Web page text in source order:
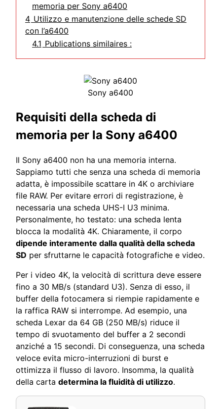
memoria per Sony a6400
4 Utilizzo e manutenzione delle schede SD
con l’a6400
4.1 Publications similaires :
Sony a6400
Requisiti della scheda di
memoria per la Sony a6400
Il Sony a6400 non ha una memoria interna.
Sappiamo tutti che senza una scheda di memoria
adatta, è impossibile scattare in 4K o archiviare
file RAW. Per evitare errori di registrazione, è
necessaria una scheda UHS-I U3 minima.
Personalmente, ho testato: una scheda lenta
blocca la modalità 4K. Chiaramente, il corpo
dipende interamente dalla qualità della scheda
SD per sfruttarne le capacità fotografiche e video.
Per i video 4K, la velocità di scrittura deve essere
fino a 30 MB/s (standard U3). Senza di esso, il
buffer della fotocamera si riempie rapidamente e
la raffica RAW si interrompe. Ad esempio, una
scheda Lexar da 64 GB (250 MB/s) riduce il
tempo di svuotamento del buffer a 2 secondi
anziché a 15 secondi. Di conseguenza, una scheda
veloce evita micro-interruzioni di burst e
ottimizza il flusso di lavoro. Insomma, la qualità
della carta determina la fluidità di utilizzo.